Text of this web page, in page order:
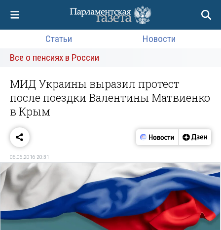
Статьи
Новости
Все о пенсиях в России
МИД Украины выразил протест
после поездки Валентины Матвиенко
в Крым
06.06.2016 20:31